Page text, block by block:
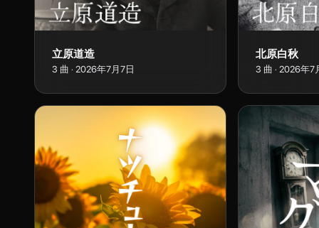
立原道造
3 曲 · 2026年7月7日
北原白秋
3 曲 · 2026年7